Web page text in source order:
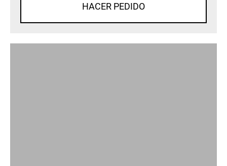
HACER PEDIDO